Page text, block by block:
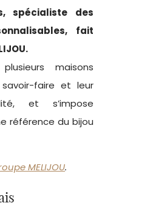
spécialiste des
fait
maisons
faire et leur
et s’impose
référence du bijou
MELIJOU.